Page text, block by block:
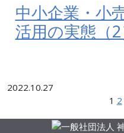
中小企業・小
活用の実態（2
2022.10.27
1 2